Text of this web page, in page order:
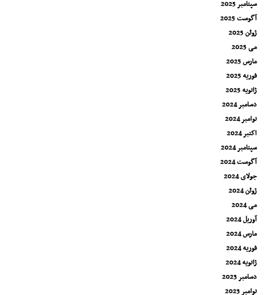
سپتامبر 2025
آگوست 2025
ژوئن 2025
می 2025
مارس 2025
فوریه 2025
ژانویه 2025
دسامبر 2024
نوامبر 2024
اکتبر 2024
سپتامبر 2024
آگوست 2024
جولای 2024
ژوئن 2024
می 2024
آوریل 2024
مارس 2024
فوریه 2024
ژانویه 2024
دسامبر 2023
نوامبر 2023